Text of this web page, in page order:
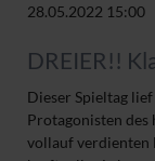
28.05.2022 15:00
DREIER!!
Dieser Spieltag
Protagonisten des
vollauf verdienten